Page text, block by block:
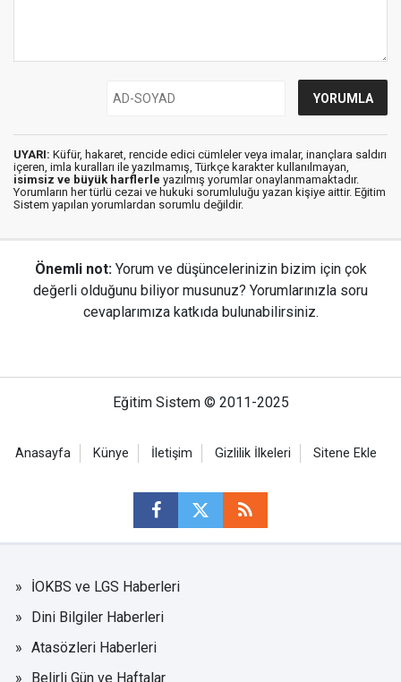
UYARI: Küfür, hakaret, rencide edici cümleler veya imalar, inançlara saldırı
içeren, imla kuralları ile yazılmamış, Türkçe karakter kullanılmayan,
isimsiz ve büyük harflerle yazılmış yorumlar onaylanmamaktadır.
Yorumların her türlü cezai ve hukuki sorumluluğu yazan kişiye aittir. Eğitim
Sistem yapılan yorumlardan sorumlu değildir.
Önemli not: Yorum ve düşüncelerinizin bizim için çok
değerli olduğunu biliyor musunuz? Yorumlarınızla soru
cevaplarımıza katkıda bulunabilirsiniz.
Eğitim Sistem © 2011-2025
Anasayfa Künye İletişim Gizlilik İlkeleri Sitene Ekle
İOKBS ve LGS Haberleri
Dini Bilgiler Haberleri
Atasözleri Haberleri
Belirli Gün ve Haftalar